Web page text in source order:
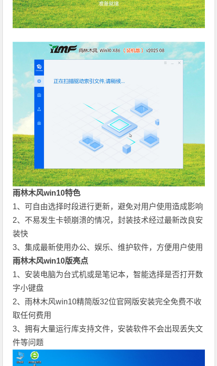
雨林木风win10特色
1、可自由选择时段进行更新，避免对用户使用造成影响
2、不易发生卡顿崩溃的情况，封装技术经过最新改良安
装快
3、集成最新使用办公、娱乐、维护软件，方便用户使用
雨林木风win10版亮点
1、安装电脑为台式机或是笔记本，智能选择是否打开数
字小键盘
2、雨林木风win10精简版32位官网版安装完全免费不收
取任何费用
3、拥有大量运行库支持文件，安装软件不会出现丢失文
件等问题